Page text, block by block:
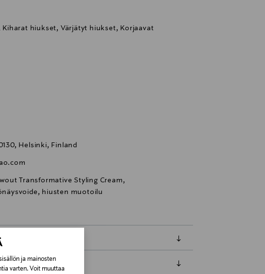
ja mainosten
varten. Voit muuttaa
hiukset, Värjätyt hiukset, Korjaavat
Helsinki, Finland
Transformative Styling Cream,
hiusten muotoilu